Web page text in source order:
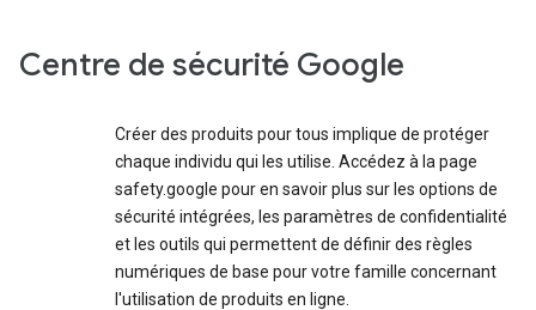
Centre de sécurité Google
Créer des produits pour tous implique de protéger
chaque individu qui les utilise. Accédez à la page
safety.google pour en savoir plus sur les options de
sécurité intégrées, les paramètres de confidentialité
et les outils qui permettent de définir des règles
numériques de base pour votre famille concernant
l'utilisation de produits en ligne.